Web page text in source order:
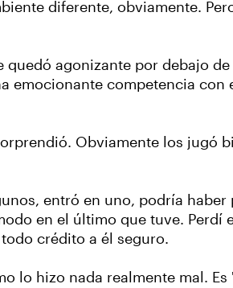
diferente, obviamente.
quedó agonizante por debajo
emocionante competencia con
Obviamente los jugó
entró en uno, podría haber
en el último que tuve. Perdí
crédito a él seguro.
lo hizo nada realmente mal.